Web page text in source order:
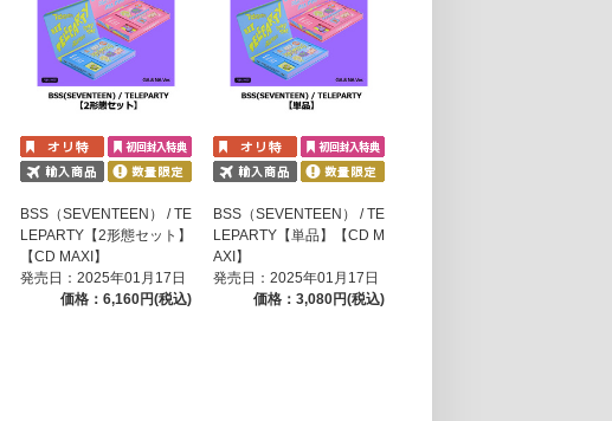
BSS（SEVENTEEN） / TE
LEPARTY【2形態セット】
【CD MAXI】
発売日：2025年01月17日
価格：6,160円(税込)
BSS（SEVENTEEN） / TE
LEPARTY【単品】【CD M
AXI】
発売日：2025年01月17日
価格：3,080円(税込)